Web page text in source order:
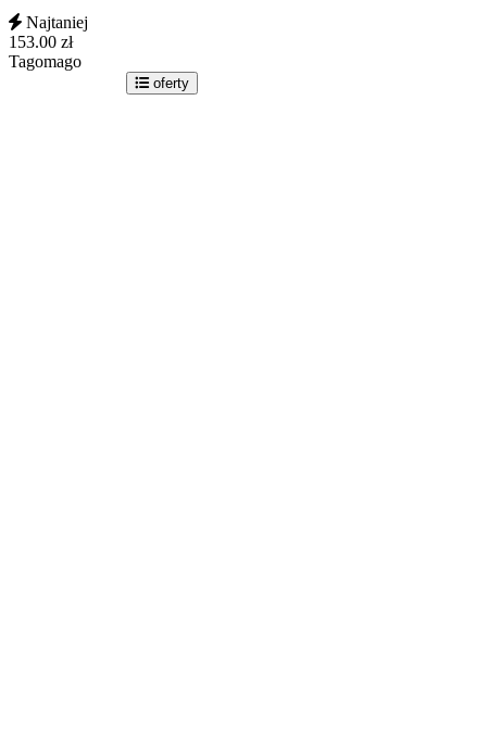
Najtaniej
153.00 zł
Tagomago
oferty